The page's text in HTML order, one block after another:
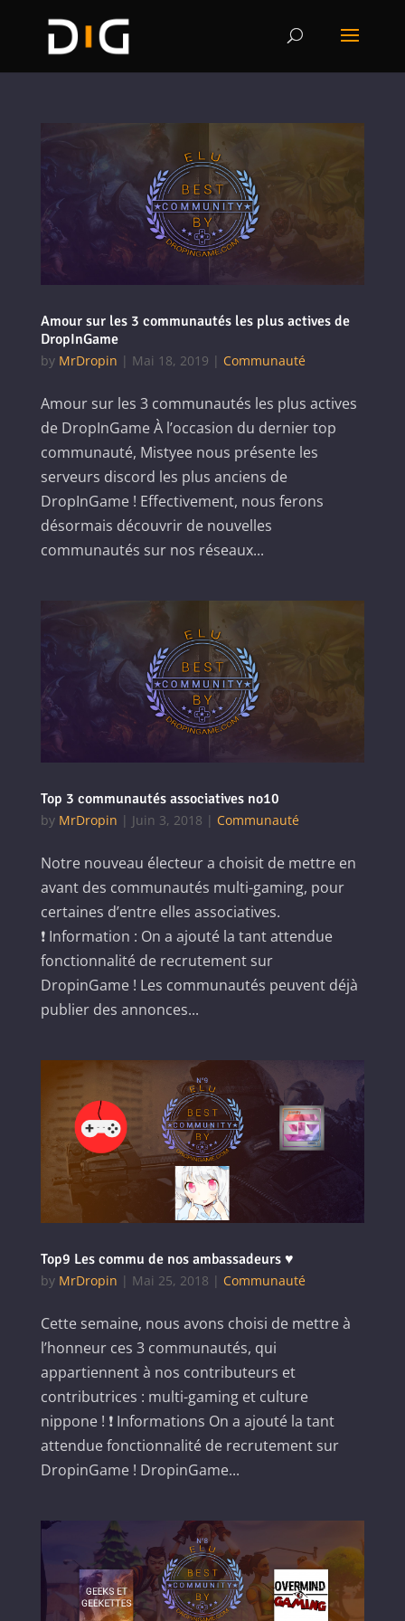
Amour sur les 3 communautés les plus actives de
DropInGame
by MrDropin | Mai 18, 2019 | Communauté
Amour sur les 3 communautés les plus actives
de DropInGame À l’occasion du dernier top
communauté, Mistyee nous présente les
serveurs discord les plus anciens de
DropInGame ! Effectivement, nous ferons
désormais découvrir de nouvelles
communautés sur nos réseaux...
Top 3 communautés associatives no10
by MrDropin | Juin 3, 2018 | Communauté
Notre nouveau électeur a choisit de mettre en
avant des communautés multi-gaming, pour
certaines d’entre elles associatives.
❗ Information : On a ajouté la tant attendue
fonctionnalité de recrutement sur
DropinGame ! Les communautés peuvent déjà
publier des annonces...
Top9 Les commu de nos ambassadeurs ♥
by MrDropin | Mai 25, 2018 | Communauté
Cette semaine, nous avons choisi de mettre à
l’honneur ces 3 communautés, qui
appartiennent à nos contributeurs et
contributrices : multi-gaming et culture
nippone ! ❗ Informations On a ajouté la tant
attendue fonctionnalité de recrutement sur
DropinGame ! DropinGame...